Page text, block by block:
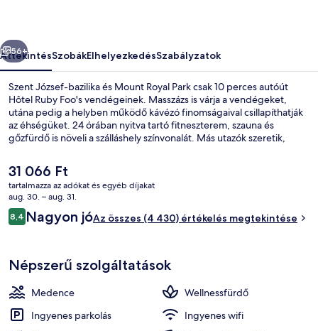
Következő
56+
ÁttekintésSzobákElhelyezkedésSzabályzatok
Szent József-bazilika és Mount Royal Park csak 10 perces autóút
Hôtel Ruby Foo's vendégeinek. Masszázs is várja a vendégeket,
utána pedig a helyben működő kávézó finomságaival csillapíthatják
az éhségüket. 24 órában nyitva tartó fitneszterem, szauna és
gőzfürdő is növeli a szálláshely színvonalát. Más utazók szeretik,
metróállomás csak 5, De la Savane metróállomás csak 9 percre van.
A
jelenlegi
ár
31 066 Ft
31 066 Ft
tartalmazza az adókat és egyéb díjakat
aug. 30. – aug. 31.
Értékelések
8,48,4 ennyiből: 10
Nagyon jóAz összes (4 430) értékelés megtekintése
Népszerű szolgáltatások
Medence
Wellnessfürdő
Ingyenes parkolás
Ingyenes wifi